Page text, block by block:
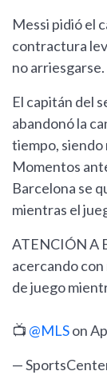
Messi pidió el
contractura
no arriesgarse.
El capitán del
abandonó la
tiempo,
Momentos
Barcelona se
mientras el
ATENCIÓN A
acercando con
de juego
📺 @MLSon
—